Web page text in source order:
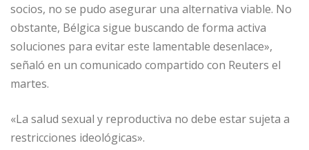
socios, no se pudo asegurar una alternativa viable. No
obstante, Bélgica sigue buscando de forma activa
soluciones para evitar este lamentable desenlace»,
señaló en un comunicado compartido con Reuters el
martes.
«La salud sexual y reproductiva no debe estar sujeta a
restricciones ideológicas».